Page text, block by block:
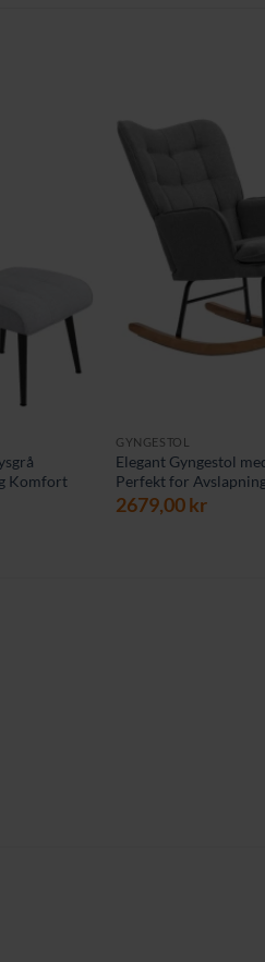
Komfort
GYNGESTOL
Elegant Gyngestol
Perfekt for
2679,00kr